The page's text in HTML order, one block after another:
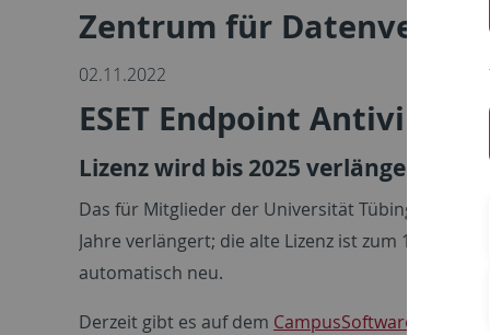
Zentrum für
02.11.2022
ESET Endpoint Antivirus -
Lizenz wird bis 2025 verlängert
Das für Mitglieder der Universität Tübingen
Jahre verlängert; die alte Lizenz ist zum 1.
automatisch neu.
Derzeit gibt es auf dem CampusSoftware-Portal